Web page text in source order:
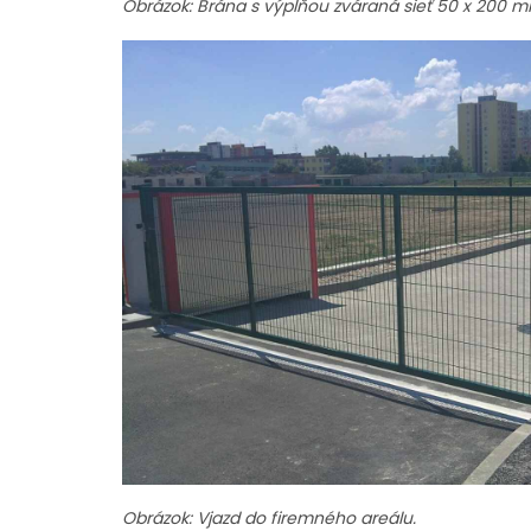
Obrázok: Brána s výplňou zváraná sieť 50 x 200
Obrázok: Vjazd do firemného areálu.